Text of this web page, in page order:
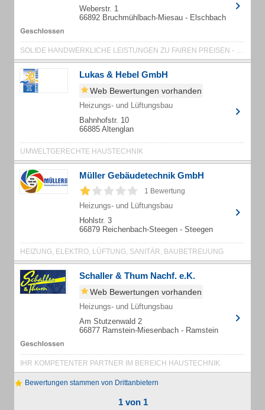
Weberstr. 1
66892 Bruchmühlbach-Miesau - Elschbach
SOLIDE HANDWERKLICHE LEISTUNGEN ZU FAIREN PREISEN - DAFÜR STEHEN WIR !
Lukas & Hebel GmbH
Web Bewertungen vorhanden
Heizungs- und Lüftungsbau
Bahnhofstr. 10
66885 Altenglan
UMWELTGERECHTE HAUSTECHNIK
Müller Gebäudetechnik GmbH
1 Bewertung
Heizungs- und Lüftungsbau
Hohlstr. 3
66879 Reichenbach-Steegen - Steegen
HEIZUNG, ELEKTRO, LÜFTUNG, SANITÄR, BAUBETREUUNG
Schaller & Thum Nachf. e.K.
Web Bewertungen vorhanden
Heizungs- und Lüftungsbau
Am Stutzenwald 2
66877 Ramstein-Miesenbach - Ramstein
IHR KOMPETENTER PARTNER IM BEREICH HAUSTECHNIK.
Bewertungen stammen von Drittanbietern
1 von 1